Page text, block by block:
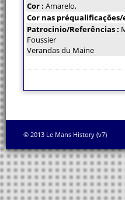
Cor : Amarelo,
Cor nas préqualificações/
Patrocinio/Referências :
Foussier
Verandas du Maine
© 2013 Le Mans History (v7)